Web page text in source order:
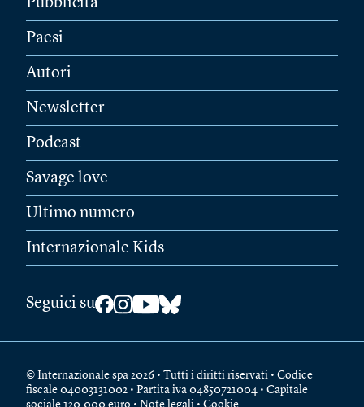
Pubblicità
Paesi
Autori
Newsletter
Podcast
Savage love
Ultimo numero
Internazionale Kids
Seguici su
© Internazionale spa 2026 • Tutti i diritti riservati • Codice
fiscale 04003131002 • Partita iva 04850721004 • Capitale
sociale 120.000 euro • Note legali • Cookie